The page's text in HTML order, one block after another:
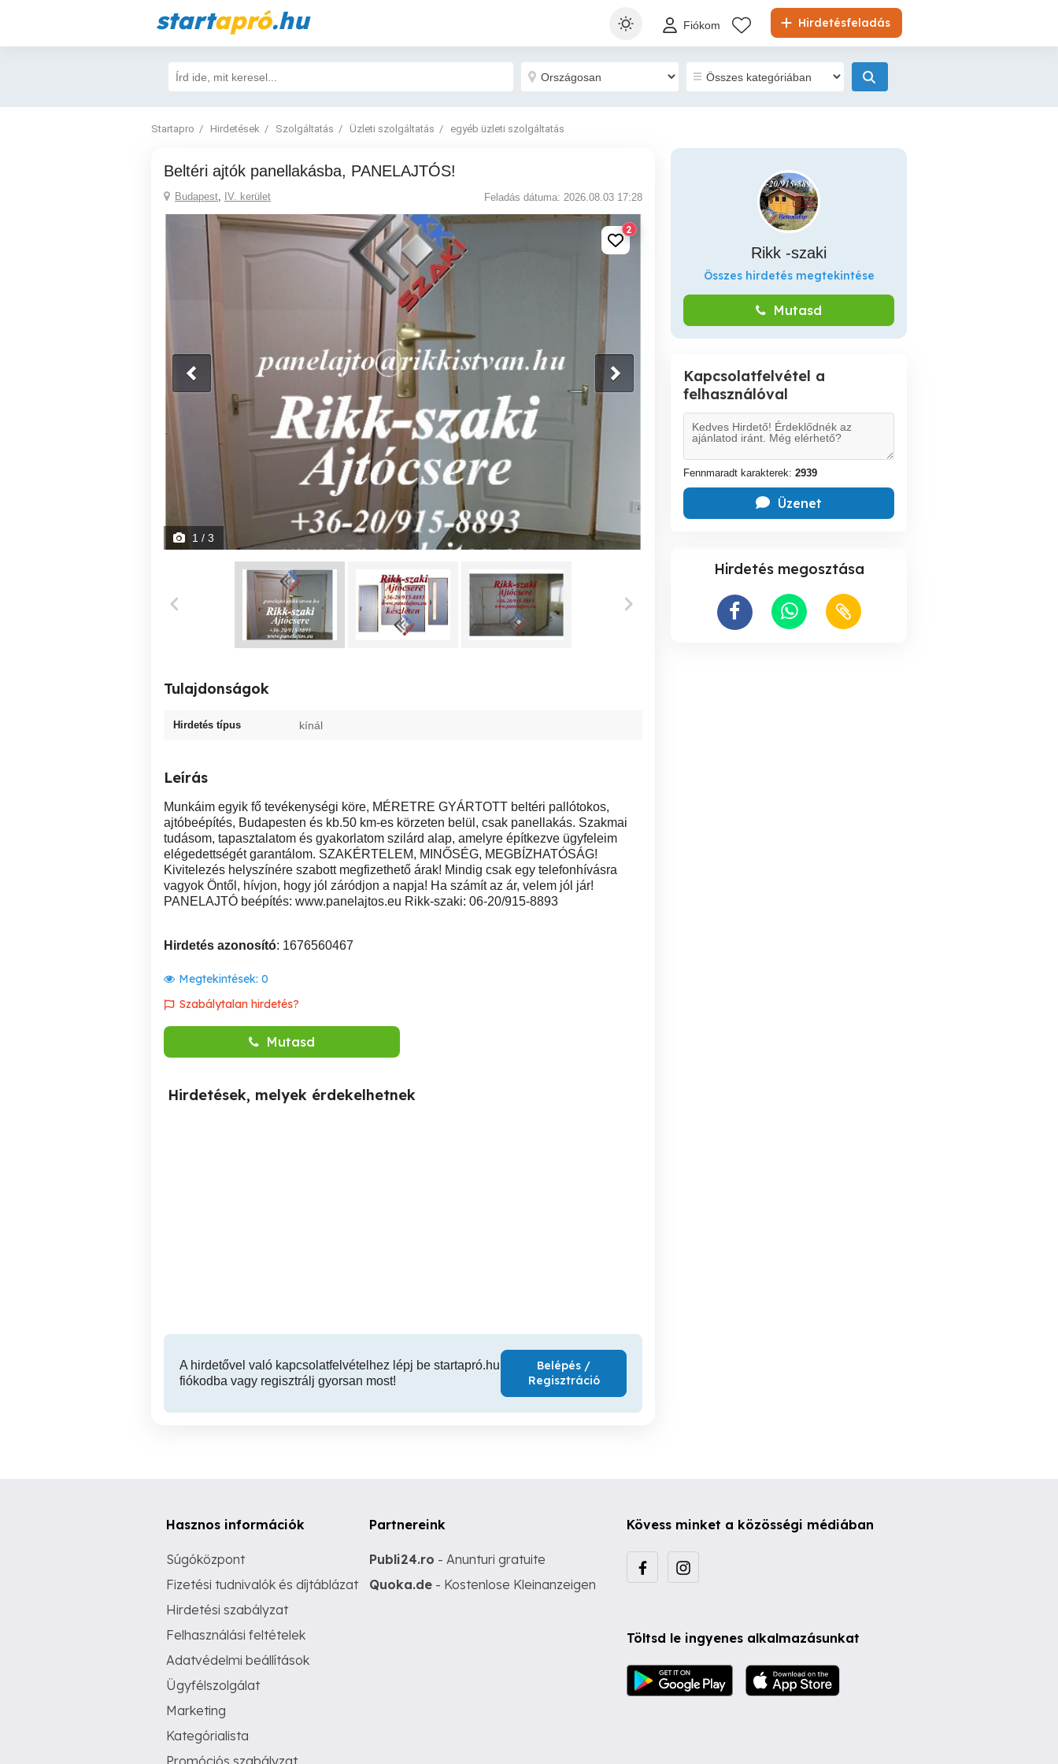
startapró.hu Hirdetésfeladás
Fiókom
Startapro Hirdetések Szolgáltatás Üzleti szolgáltatás egyéb üzleti szolgáltatás
Beltéri ajtók panellakásba, PANELAJTÓS!
Budapest, IV. kerület Feladás dátuma: 2026.08.03 17:28
2
1 / 3
Tulajdonságok
Hirdetés típus kínál
Leírás
Munkáim egyik fő tevékenységi köre, MÉRETRE GYÁRTOTT beltéri pallótokos,
ajtóbeépítés, Budapesten és kb.50 km-es körzeten belül, csak panellakás. Szakmai
tudásom, tapasztalatom és gyakorlatom szilárd alap, amelyre építkezve ügyfeleim
elégedettségét garantálom. SZAKÉRTELEM, MINŐSÉG, MEGBÍZHATÓSÁG!
Kivitelezés helyszínére szabott megfizethető árak! Mindig csak egy telefonhívásra
vagyok Öntől, hívjon, hogy jól záródjon a napja! Ha számít az ár, velem jól jár!
PANELAJTÓ beépítés: www.panelajtos.eu Rikk-szaki: 06-20/915-8893
Hirdetés azonosító: 1676560467
Megtekintések: 0
Szabálytalan hirdetés?
Mutasd
Hirdetések, melyek érdekelhetnek
A hirdetővel való kapcsolatfelvételhez lépj be startapró.hu
fiókodba vagy regisztrálj gyorsan most!
Belépés /
Regisztráció
Rikk -szaki
Összes hirdetés megtekintése
Mutasd
Kapcsolatfelvétel a
felhasználóval
Fennmaradt karakterek: 2939
Üzenet
Hirdetés megosztása
Hasznos információk
Súgóközpont
Fizetési tudnivalók és díjtáblázat
Hirdetési szabályzat
Felhasználási feltételek
Adatvédelmi beállítások
Ügyfélszolgálat
Marketing
Kategórialista
Promóciós szabályzat
Partnereink
Publi24.ro - Anunturi gratuite
Quoka.de - Kostenlose Kleinanzeigen
Kövess minket a közösségi médiában
Töltsd le ingyenes alkalmazásunkat